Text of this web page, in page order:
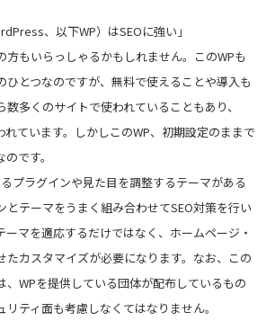
、以下WP）はSEOに強い」
方もいらっしゃるかもしれません。このWPも
ひとつなのですが、無料で使えることや導入も
多くのサイトで使われていることもあり、
れています。しかしこのWP、初期設定のままで
です。
プラグインや見た目を調整するテーマがある
とテーマをうまく組み合わせてSEO対策を行い
ーマを適応するだけではなく、ホームページ・
たカスタマイズが必要になります。なお、この
、WPを提供している団体が配布しているもの
ティ面も考慮しなくてはなりません。